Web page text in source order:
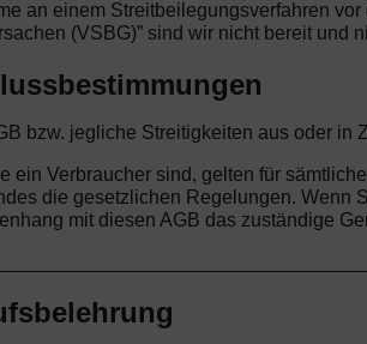
an einem Streitbeilegungsverfahren
(VSBG)” sind wir nicht bereit und
bzw. jegliche Streitigkeiten aus oder
ein Verbraucher sind, gelten für
die gesetzlichen Regelungen. Wenn
mit diesen AGB das zuständige